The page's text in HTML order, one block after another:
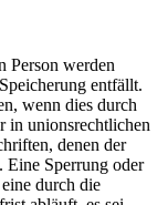
Person werden
entfällt.
wenn dies durch
in unionsrechtlichen
denen der
Eine Sperrung oder
durch die